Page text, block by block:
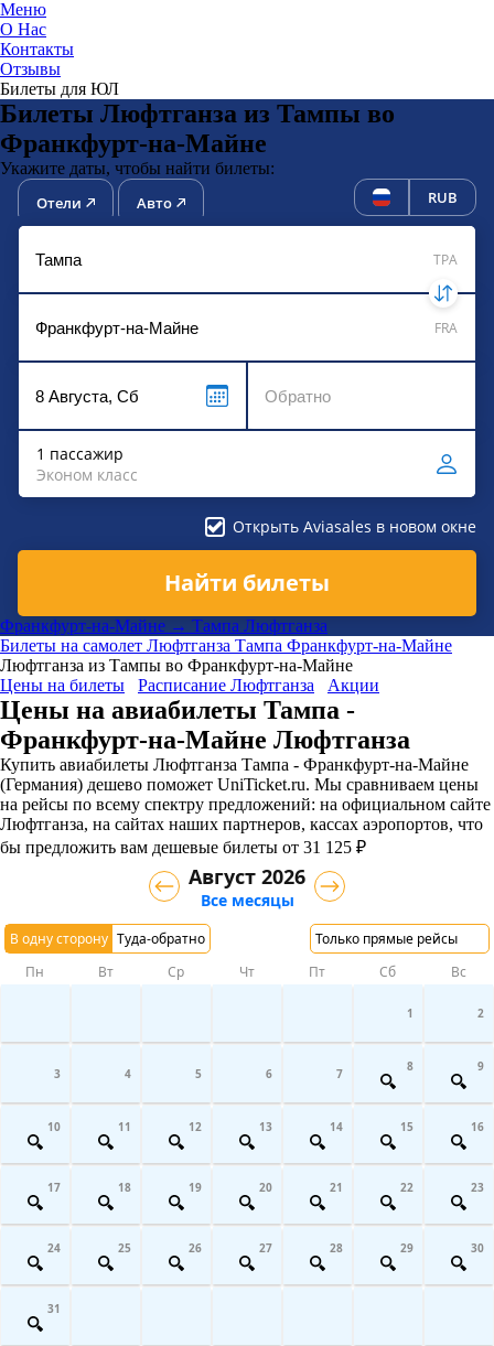
Меню
О Нас
Контакты
Отзывы
Билеты для ЮЛ
Билеты Люфтганза из Тампы во
Франкфурт-на-Майне
Укажите даты, чтобы найти билеты:
Отели Авто RUB
TPA
FRA
1 пассажир
Эконом класс
Открыть Aviasales в новом окне
Найти билеты
Франкфурт-на-Майне → Тампа Люфтганза
Билеты на самолет Люфтганза Тампа Франкфурт-на-Майне
Люфтганза из Тампы во Франкфурт-на-Майне
Цены на билеты
Расписание Люфтганза Акции
Цены на авиабилеты Тампа -
Франкфурт-на-Майне Люфтганза
Купить авиабилеты Люфтганза Тампа - Франкфурт-на-Майне
(Германия) дешево поможет UniTicket.ru. Мы сравниваем цены
на рейсы по всему спектру предложений: на официальном сайте
Люфтганза, на сайтах наших партнеров, кассах аэропортов, что
бы предложить вам дешевые билеты от 31 125 ₽
В одну сторону Туда-обратно Только прямые рейсы
Август 2026
Все месяцы
Пн Вт Ср Чт Пт Сб Вс
1 2
3 4 5 6 7 8 9
10 11 12 13 14 15 16
17 18 19 20 21 22 23
24 25 26 27 28 29 30
31